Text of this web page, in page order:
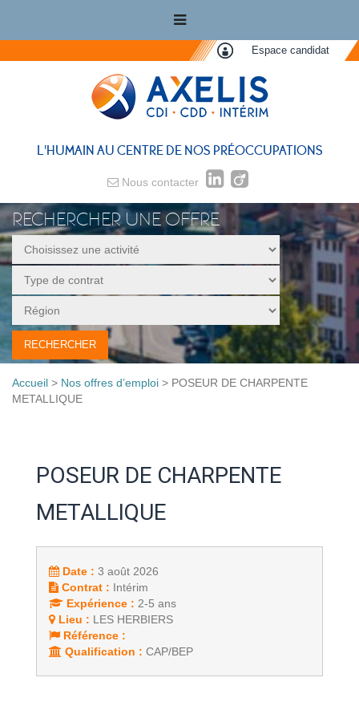
Espace candidat
L'HUMAIN AU CENTRE DE NOS PRÉOCCUPATIONS
Nous contacter
RECHERCHER UNE OFFRE
Accueil > Nos offres d’emploi > POSEUR DE CHARPENTE
METALLIQUE
POSEUR DE CHARPENTE
METALLIQUE
Date : 3 août 2026
Contrat : Intérim
Expérience : 2-5 ans
Lieu : LES HERBIERS
Référence :
Qualification : CAP/BEP